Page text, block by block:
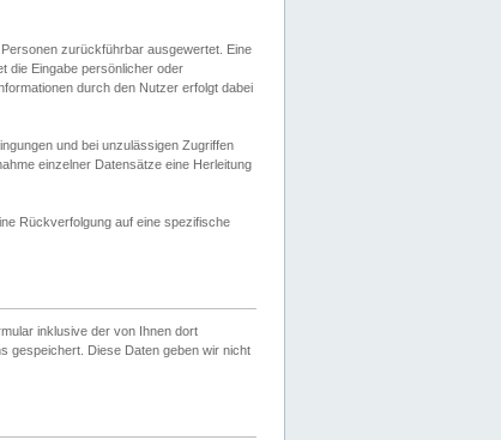
zurückführbar ausgewertet. Eine
die Eingabe persönlicher oder
durch den Nutzer erfolgt dabei
und bei unzulässigen Zugriffen
einzelner Datensätze eine Herleitung
Rückverfolgung auf eine spezifische
inklusive der von Ihnen dort
gespeichert. Diese Daten geben wir nicht